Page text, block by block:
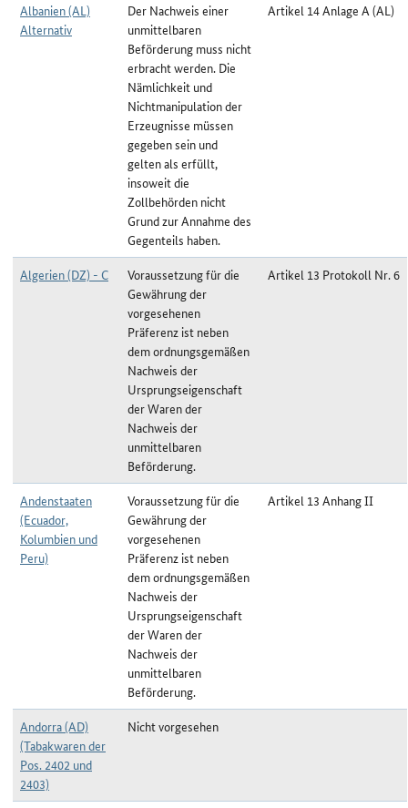
Albanien (AL)
Alternativ
Der Nachweis einer
unmittelbaren
Beförderung muss nicht
erbracht werden. Die
Nämlichkeit und
Nichtmanipulation der
Erzeugnisse müssen
gegeben sein und
gelten als erfüllt,
insoweit die
Zollbehörden nicht
Grund zur Annahme des
Gegenteils haben.
Artikel 14 Anlage A (AL)
Algerien (DZ) - C
Voraussetzung für die
Gewährung der
vorgesehenen
Präferenz ist neben
dem ordnungsgemäßen
Nachweis der
Ursprungseigenschaft
der Waren der
Nachweis der
unmittelbaren
Beförderung.
Artikel 13 Protokoll Nr. 6
Andenstaaten
(Ecuador,
Kolumbien und
Peru)
Voraussetzung für die
Gewährung der
vorgesehenen
Präferenz ist neben
dem ordnungsgemäßen
Nachweis der
Ursprungseigenschaft
der Waren der
Nachweis der
unmittelbaren
Beförderung.
Artikel 13 Anhang II
Andorra (AD)
(Tabakwaren der
Pos. 2402 und
2403)
Nicht vorgesehen